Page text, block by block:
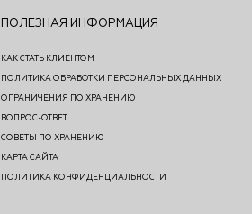
ПОЛЕЗНАЯ ИНФОРМАЦИЯ
КАК СТАТЬ КЛИЕНТОМ
ПОЛИТИКА ОБРАБОТКИ ПЕРСОНАЛЬНЫХ ДАННЫХ
ОГРАНИЧЕНИЯ ПО ХРАНЕНИЮ
ВОПРОС-ОТВЕТ
СОВЕТЫ ПО ХРАНЕНИЮ
КАРТА САЙТА
ПОЛИТИКА КОНФИДЕНЦИАЛЬНОСТИ